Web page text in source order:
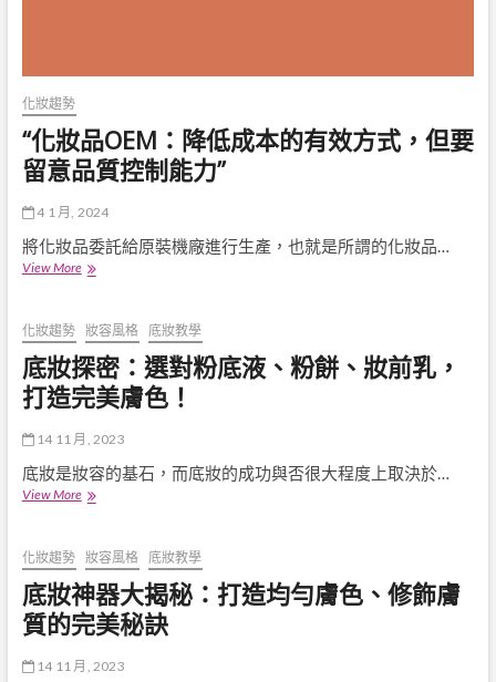
過
注
意
事
化妝趨勢
“化妝品OEM：降低成本的有效方式，但要
留意品質控制能力”
4 1 月, 2024
將化妝品委託給原裝機廠進行生產，也就是所謂的化妝品…
View More“化
OEM：
降
低
成
本
有
效
方
式，
留
意
品
質
制
化妝趨勢 妝容風格 底妝教學
底妝探密：選對粉底液、粉餅、妝前乳，
打造完美膚色！
14 11 月, 2023
底妝是妝容的基石，而底妝的成功與否很大程度上取決於…
View More底
密：
選
對
粉
底
粉
化妝趨勢 妝容風格 底妝教學
底妝神器大揭秘：打造均勻膚色、修飾膚
質的完美秘訣
14 11 月, 2023